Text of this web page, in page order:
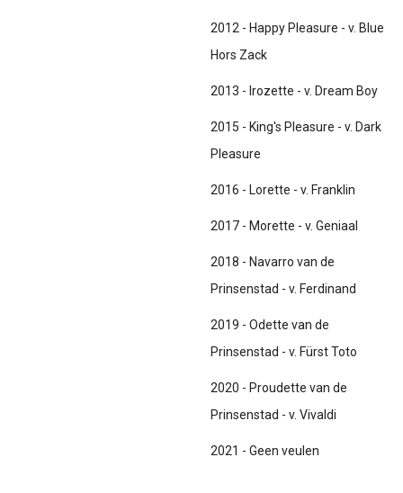
2012 - Happy Pleasure - v. Blue
Hors Zack
2013 - Irozette - v. Dream Boy
2015 - King's Pleasure - v. Dark
Pleasure
2016 - Lorette - v. Franklin
2017 - Morette - v. Geniaal
2018 - Navarro van de
Prinsenstad - v. Ferdinand
2019 - Odette van de
Prinsenstad - v. Fürst Toto
2020 - Proudette van de
Prinsenstad - v. Vivaldi
2021 - Geen veulen